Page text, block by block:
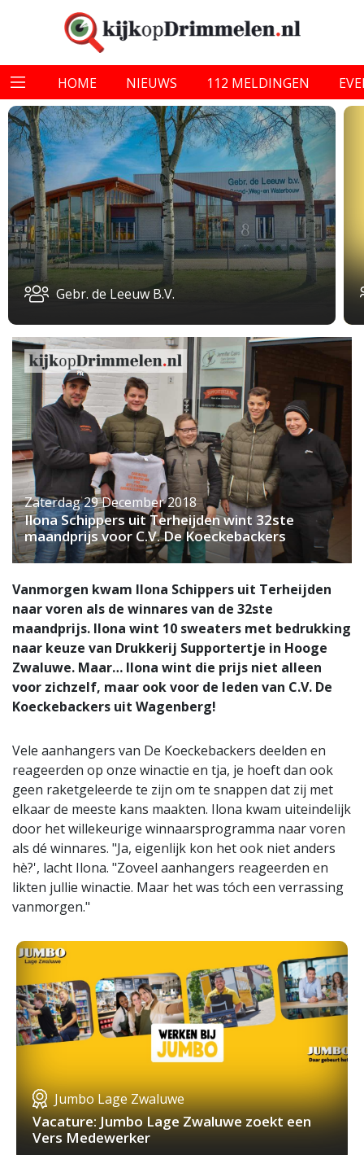
HOME NIEUWS 112 MELDINGEN
Gebr. de Leeuw B.V.
Zaterdag 29 December 2018
Ilona Schippers uit Terheijden wint 32ste
maandprijs voor C.V. De Koeckebackers
Vanmorgen kwam Ilona Schippers uit Terheijden
naar voren als de winnares van de 32ste
maandprijs. Ilona wint 10 sweaters met bedrukking
naar keuze van Drukkerij Supportertje in Hooge
Zwaluwe. Maar… Ilona wint die prijs niet alleen
voor zichzelf, maar ook voor de leden van C.V. De
Koeckebackers uit Wagenberg!
Vele aanhangers van De Koeckebackers deelden en
reageerden op onze winactie en tja, je hoeft dan ook
geen raketgeleerde te zijn om te snappen dat zij met
elkaar de meeste kans maakten. Ilona kwam uiteindelijk
door het willekeurige winnaarsprogramma naar voren
als dé winnares. "Ja, eigenlijk kon het ook niet anders
hè?', lacht Ilona. "Zoveel aanhangers reageerden en
likten jullie winactie. Maar het was tóch een verrassing
vanmorgen."
Jumbo Lage Zwaluwe
Vacature: Jumbo Lage Zwaluwe zoekt een
Vers Medewerker